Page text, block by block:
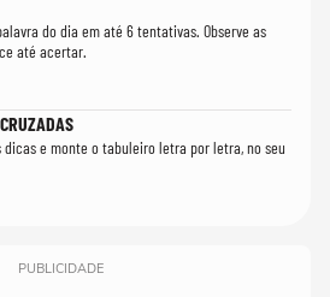
do dia em até 6 tentativas. Observe as
até acertar.
dicas e monte o tabuleiro letra por letra, no seu
PUBLICIDADE